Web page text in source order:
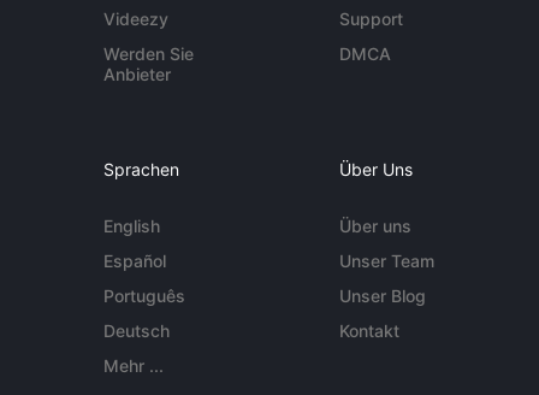
Videezy
Werden Sie
Anbieter
Support
DMCA
Sprachen
English
Español
Português
Deutsch
Mehr ...
Über Uns
Über uns
Unser Team
Unser Blog
Kontakt